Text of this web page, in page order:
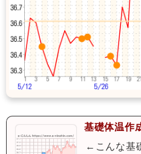
基礎体温作
←こんな基